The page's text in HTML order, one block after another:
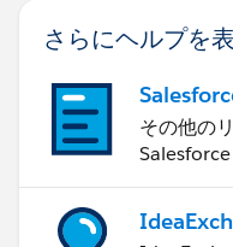
さらにヘルプを
その他の
Salesforce